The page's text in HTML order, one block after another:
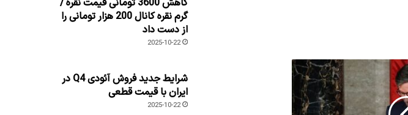
گرم نقره کانال 200 هزار تومانی را
از دست داد
2025-10-22
شرایط جدید فروش آئودی Q4 در
ایران با قیمت قطعی
2025-10-22